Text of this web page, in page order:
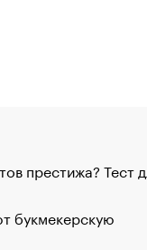
престижа? Тест
букмекерскую